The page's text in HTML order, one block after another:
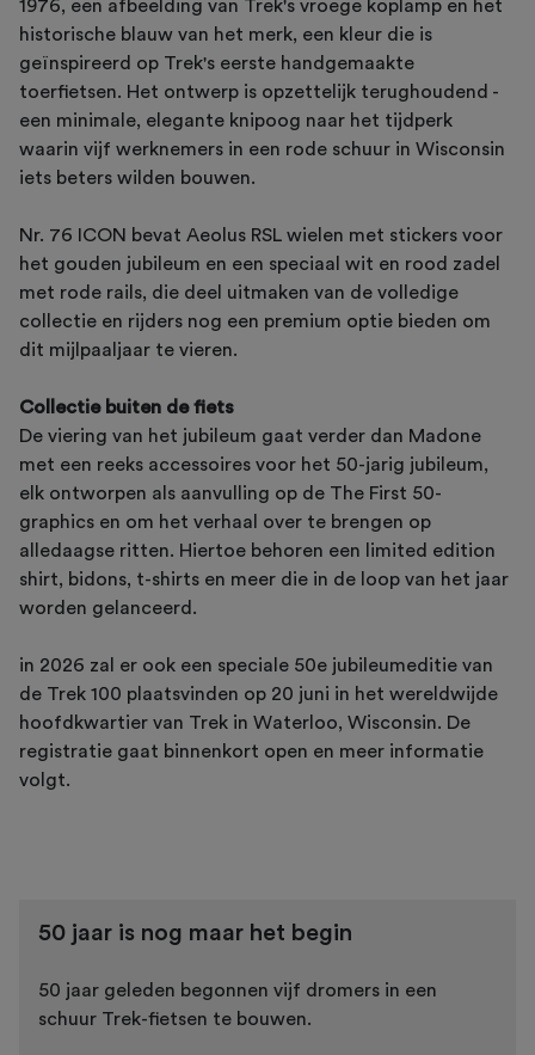
1976, een afbeelding van Trek's vroege koplamp en het
historische blauw van het merk, een kleur die is
geïnspireerd op Trek's eerste handgemaakte
toerfietsen. Het ontwerp is opzettelijk terughoudend -
een minimale, elegante knipoog naar het tijdperk
waarin vijf werknemers in een rode schuur in Wisconsin
iets beters wilden bouwen.
Nr. 76 ICON bevat Aeolus RSL wielen met stickers voor
het gouden jubileum en een speciaal wit en rood zadel
met rode rails, die deel uitmaken van de volledige
collectie en rijders nog een premium optie bieden om
dit mijlpaaljaar te vieren.
Collectie buiten de fiets
De viering van het jubileum gaat verder dan Madone
met een reeks accessoires voor het 50-jarig jubileum,
elk ontworpen als aanvulling op de The First 50-
graphics en om het verhaal over te brengen op
alledaagse ritten. Hiertoe behoren een limited edition
shirt, bidons, t-shirts en meer die in de loop van het jaar
worden gelanceerd.
in 2026 zal er ook een speciale 50e jubileumeditie van
de Trek 100 plaatsvinden op 20 juni in het wereldwijde
hoofdkwartier van Trek in Waterloo, Wisconsin. De
registratie gaat binnenkort open en meer informatie
volgt.
50 jaar is nog maar het begin
50 jaar geleden begonnen vijf dromers in een
schuur Trek-fietsen te bouwen.